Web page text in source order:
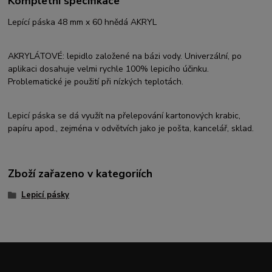
Lepící páska 48 mm x 60 hnědá AKRYL
AKRYLÁTOVÉ: lepidlo založené na bázi vody. Univerzální, po
aplikaci dosahuje velmi rychle 100% lepicího účinku.
Problematické je použití při nízkých teplotách.
Lepicí páska se dá využít na přelepování kartonových krabic,
papíru apod., zejména v odvětvích jako je pošta, kancelář, sklad.
Zboží zařazeno v kategoriích
Lepicí pásky